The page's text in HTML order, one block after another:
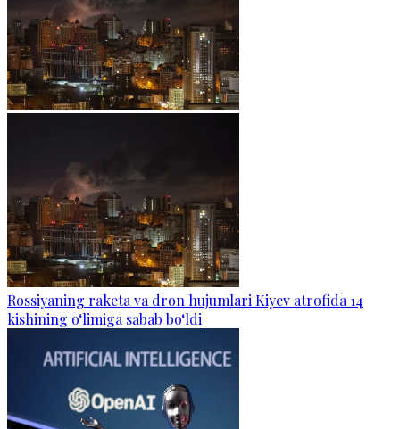
Rossiyaning raketa va dron hujumlari Kiyev atrofida 14
kishining o‘limiga sabab bo‘ldi